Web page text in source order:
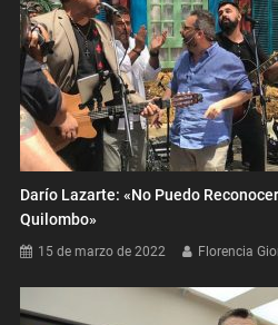
Darío Lazarte: «No Puedo
Quilombo»
15 de marzo de 2022 Florencia